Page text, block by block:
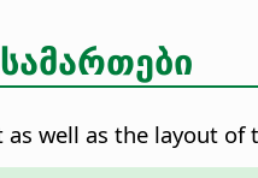
well as the layout of